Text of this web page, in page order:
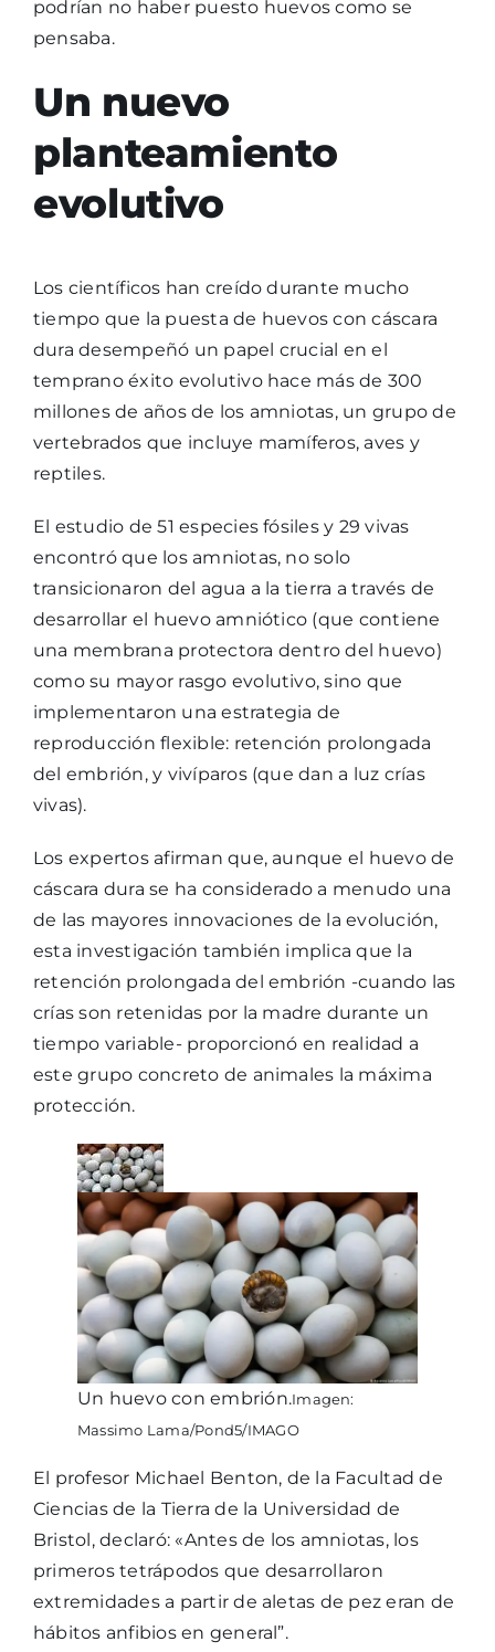
podrían no haber puesto huevos como se
pensaba.
Un nuevo
planteamiento
evolutivo
Los científicos han creído durante mucho
tiempo que la puesta de huevos con cáscara
dura desempeñó un papel crucial en el
temprano éxito evolutivo hace más de 300
millones de años de los amniotas, un grupo de
vertebrados que incluye mamíferos, aves y
reptiles.
El estudio de 51 especies fósiles y 29 vivas
encontró que los amniotas, no solo
transicionaron del agua a la tierra a través de
desarrollar el huevo amniótico (que contiene
una membrana protectora dentro del huevo)
como su mayor rasgo evolutivo, sino que
implementaron una estrategia de
reproducción flexible: retención prolongada
del embrión, y vivíparos (que dan a luz crías
vivas).
Los expertos afirman que, aunque el huevo de
cáscara dura se ha considerado a menudo una
de las mayores innovaciones de la evolución,
esta investigación también implica que la
retención prolongada del embrión -cuando las
crías son retenidas por la madre durante un
tiempo variable- proporcionó en realidad a
este grupo concreto de animales la máxima
protección.
Un huevo con embrión.Imagen:
Massimo Lama/Pond5/IMAGO
El profesor Michael Benton, de la Facultad de
Ciencias de la Tierra de la Universidad de
Bristol, declaró: «Antes de los amniotas, los
primeros tetrápodos que desarrollaron
extremidades a partir de aletas de pez eran de
hábitos anfibios en general”.